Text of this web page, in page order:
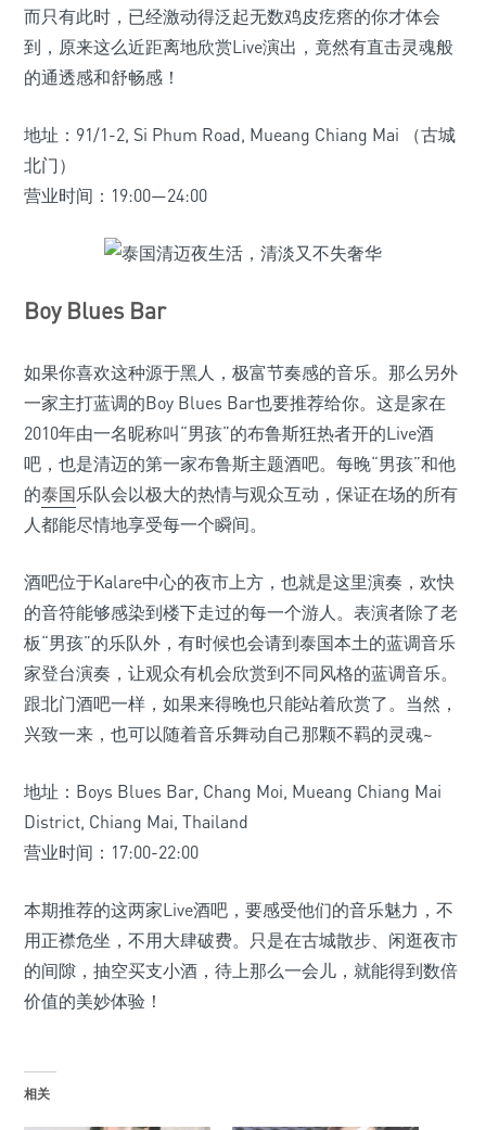
而只有此时，已经激动得泛起无数鸡皮疙瘩的你才体会
到，原来这么近距离地欣赏Live演出，竟然有直击灵魂般
的通透感和舒畅感！
地址：91/1-2, Si Phum Road, Mueang Chiang Mai （古城
北门）
营业时间：19:00—24:00
Boy Blues Bar
如果你喜欢这种源于黑人，极富节奏感的音乐。那么另外
一家主打蓝调的Boy Blues Bar也要推荐给你。这是家在
2010年由一名昵称叫“男孩”的布鲁斯狂热者开的Live酒
吧，也是清迈的第一家布鲁斯主题酒吧。每晚“男孩”和他
的泰国乐队会以极大的热情与观众互动，保证在场的所有
人都能尽情地享受每一个瞬间。
酒吧位于Kalare中心的夜市上方，也就是这里演奏，欢快
的音符能够感染到楼下走过的每一个游人。表演者除了老
板“男孩”的乐队外，有时候也会请到泰国本土的蓝调音乐
家登台演奏，让观众有机会欣赏到不同风格的蓝调音乐。
跟北门酒吧一样，如果来得晚也只能站着欣赏了。当然，
兴致一来，也可以随着音乐舞动自己那颗不羁的灵魂~
地址：Boys Blues Bar, Chang Moi, Mueang Chiang Mai
District, Chiang Mai, Thailand
营业时间：17:00-22:00
本期推荐的这两家Live酒吧，要感受他们的音乐魅力，不
用正襟危坐，不用大肆破费。只是在古城散步、闲逛夜市
的间隙，抽空买支小酒，待上那么一会儿，就能得到数倍
价值的美妙体验！
相关